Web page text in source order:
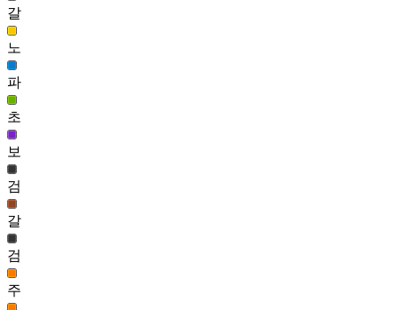
갤럭시 헤어(남)
3,108
46
매화 헤어(여)
3,106
47
시원한 아침등교 헤어(여)
3,041
48
꼬마 데이즈 헤어(여)
3,024
49
사고뭉치 헤어(남)
갈
노
파
초
보
검
갈
검
주